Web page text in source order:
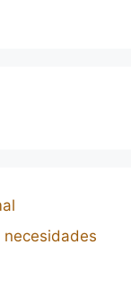
necesidades